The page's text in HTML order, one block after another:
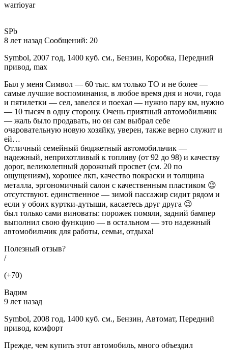
warrioyar
SPb
8 лет назад Сообщений: 20
Symbol, 2007 год, 1400 куб. см., Бензин, Коробка, Передний
привод, max
Был у меня Символ — 60 тыс. км только ТО и не более —
самые лучшие воспоминания, в любое время дня и ночи, года
и пятилетки — сел, завелся и поехал — нужно пару км, нужно
— 10 тысяч в одну сторону. Очень приятный автомобильчик
— жаль было продавать, но он сам выбрал себе
очаровательную новую хозяйку, уверен, также верно служит и
ей…
Отличный семейный бюджетный автомобильчик —
надежный, неприхотливый к топливу (от 92 до 98) и качеству
дорог, великолепный дорожный просвет (см. 20 по
ощущениям), хорошее лкп, качество покраски и толщина
металла, эргономичный салон с качественным пластиком 😉
отсутствуют. единственное — зимой пассажир сидит рядом и
если у обоих куртки-дутыши, касаетесь друг друга 😉
был только сами виноваты: порожек помяли, задний бампер
выполнил свою функцию — в остальном — это надежный
автомобильчик для работы, семьи, отдыха!
Полезный отзыв?
/
(+70)
Вадим
9 лет назад
Symbol, 2008 год, 1400 куб. см., Бензин, Автомат, Передний
привод, комфорт
Прежде, чем купить этот автомобиль, много объездил